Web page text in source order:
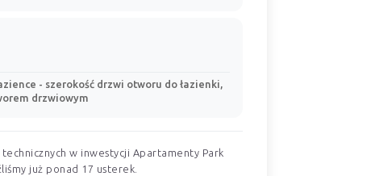
- szerokość drzwi otworu do łazienki,
drzwiowym
w inwestycji Apartamenty Park
już ponad 17 usterek.